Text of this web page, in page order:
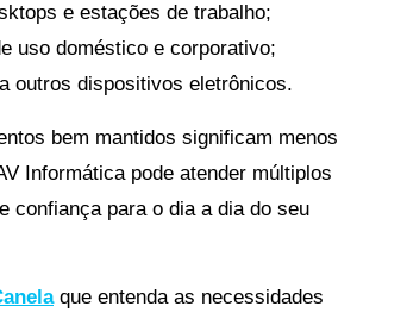
e estações de trabalho;
uso doméstico e corporativo;
outros dispositivos eletrônicos.
bem mantidos significam menos
Informática pode atender múltiplos
confiança para o dia a dia do seu
que entenda as necessidades